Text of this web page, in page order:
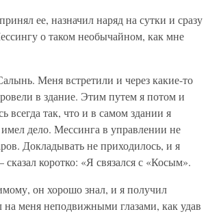
ее, назначил наряд на сутки и сразу
о таком необычайном, как мне
Меня встретили и через какие-то
в здание. Этим путем я потом и
всегда так, что и в самом здании я
дело. Мессинга в управлении не
Докладывать не приходилось, и я
коротко: «Я связался с «Косым».
он хорошо знал, и я получил
на меня неподвижными глазами, как удав